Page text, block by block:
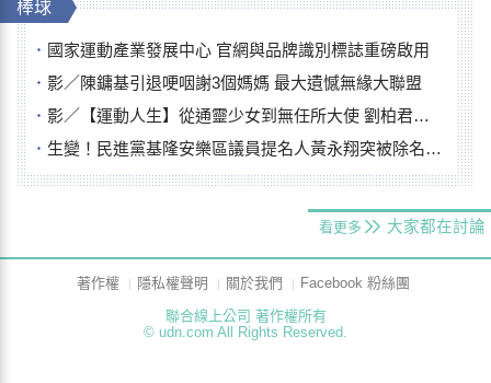
棒球
國家運動產業發展中心 官網與品牌識別標誌重磅啟用
影／陳鏞基引退哽咽謝3個媽媽 最大遺憾無緣大聯盟
影／【運動人生】從通靈少女到無任所大使 劉柏君女裁判人生國際發光
生變！民進黨基隆安樂區議員提名人黃永翔突被除名 將另提他人
看更多 大家都在討論
著作權 隱私權聲明 關於我們
Facebook 粉絲團
聯合線上公司 著作權所有
© udn.com All Rights Reserved.